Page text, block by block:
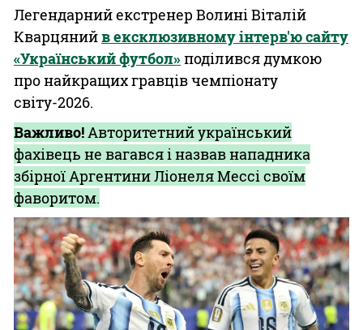
Легендарний екстренер Волині Віталій
Кварцянийв ексклюзивному інтерв'ю сайту
«Український футбол»поділився думкою
про найкращих гравців чемпіонату
світу-2026.
Важливо!Авторитетний український
фахівець не вагався і назвав нападника
збірної Аргентини Ліонеля Мессі своїм
фаворитом.